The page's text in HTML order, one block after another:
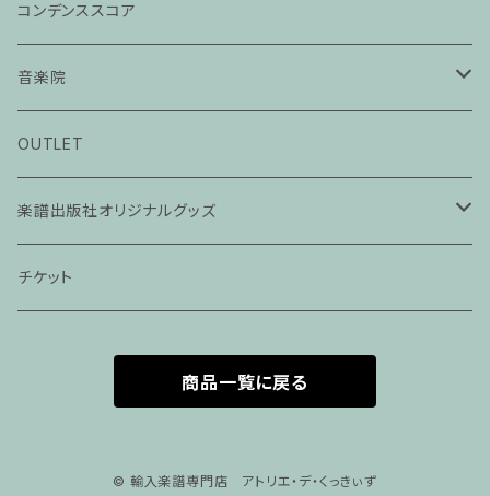
コンデンススコア
音楽院
ピアノ科３０分レッスン
ピアノ科４５分レッスン
家族割プラン
家族割適用プラン2
声楽ピアノ４５分レッスン
ヴァイオリンピアノ６０分レッスン
OUTLET
楽譜出版社オリジナルグッズ
アパレル
チケット
商品一覧に戻る
© 輸入楽譜専門店 アトリエ・デ・くっきぃず